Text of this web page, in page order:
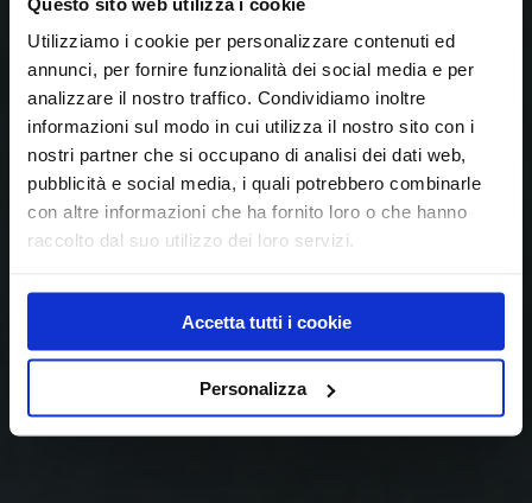
Utilizziamo i cookie per personalizzare contenuti ed
annunci, per fornire funzionalità dei social media e per
analizzare il nostro traffico. Condividiamo inoltre
informazioni sul modo in cui utilizza il nostro sito con i
nostri partner che si occupano di analisi dei dati web,
pubblicità e social media, i quali potrebbero combinarle
con altre informazioni che ha fornito loro o che hanno
raccolto dal suo utilizzo dei loro servizi.
Accetta tutti i cookie
Personalizza